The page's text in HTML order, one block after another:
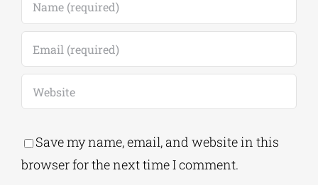
Save my name, email, and website in this
browser for the next time I comment.